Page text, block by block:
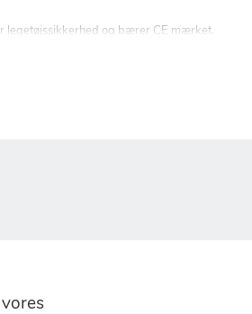
legetøjssikkerhed og bærer CE mærket.